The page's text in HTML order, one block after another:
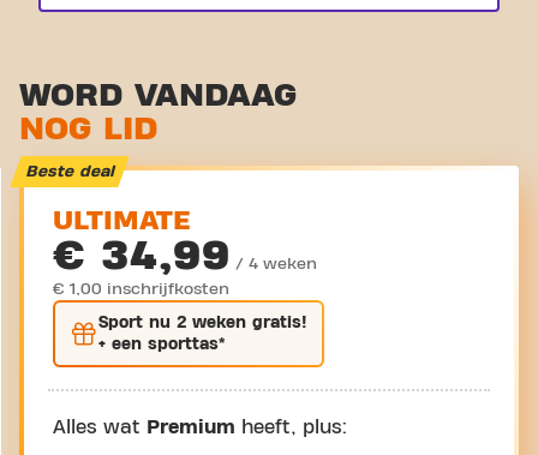
WORD VANDAAG
NOG LID
Beste deal
ULTIMATE
€ 34,99 / 4 weken
€ 1,00 inschrijfkosten
Sport nu 2 weken gratis!
+ een sporttas*
Alles wat Premium heeft, plus: